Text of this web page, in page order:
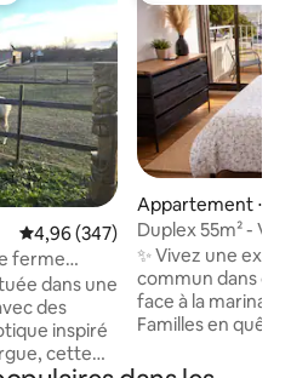
Évaluation moyenne sur la
4,96 (347)
ferme
dans une
des
inspiré
cette
Appartement ⋅
Roi
Duplex 55m² -
Plage 150m
✨ Vivez une
commun dans ce
face à la marina
Familles en
sérénité ce lieu